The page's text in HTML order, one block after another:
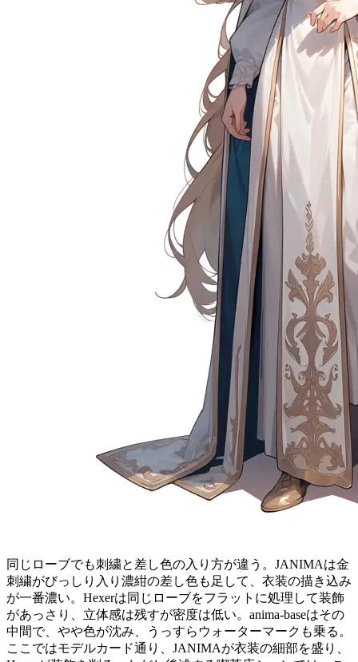
同じローブでも刺繍と差し色の入り方が違う。JANIMAは金
刺繍がびっしり入り濃紺の差し色も足して、衣装の描き込み
が一番濃い。Hexerは同じローブをフラットに処理して装飾
があっさり、立体感は残すが密度は低い。anima-baseはその
中間で、やや色が沈み、うっすらウォーターマークも乗る。
ここではモデルカード通り、JANIMAが衣装の細部を盛り、